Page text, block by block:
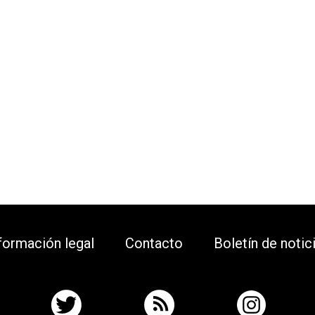
legal Contacto Boletín de